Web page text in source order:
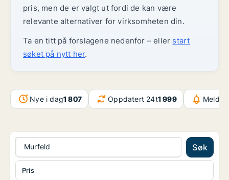
pris, men de er valgt ut fordi de kan være
relevante alternativer for virksomheten din.
Ta en titt på forslagene nedenfor – eller start
søket på nytt her.
Nye i dag1 807 Oppdatert 24t1 999
Murfeld Søk
Pris